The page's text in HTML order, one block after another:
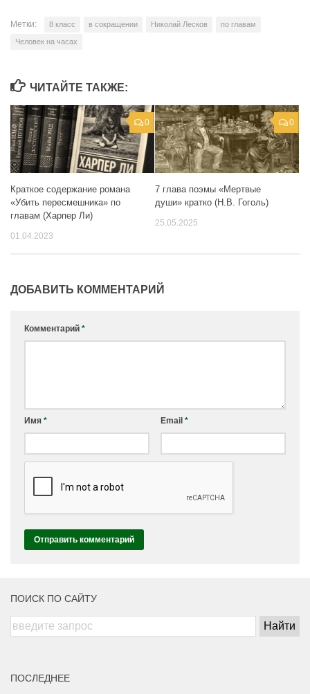
Метки: 8 класс в сокращении Николай Лесков по главам
Человек на часах
ЧИТАЙТЕ ТАКЖЕ:
0
Краткое содержание романа
«Убить пересмешника» по
главам (Харпер Ли)
01.04.2023
0
7 глава поэмы «Мертвые
души» кратко (Н.В. Гоголь)
25.05.2025
ДОБАВИТЬ КОММЕНТАРИЙ
Комментарий *
Имя * Email *
ПОИСК ПО САЙТУ
ПОСЛЕДНЕЕ